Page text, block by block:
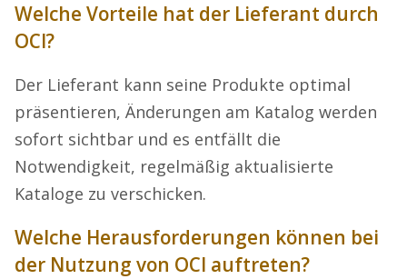
Welche Vorteile hat der Lieferant durch
OCI?
Der Lieferant kann seine Produkte optimal
präsentieren, Änderungen am Katalog werden
sofort sichtbar und es entfällt die
Notwendigkeit, regelmäßig aktualisierte
Kataloge zu verschicken.
Welche Herausforderungen können bei
der Nutzung von OCI auftreten?